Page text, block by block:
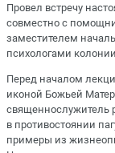
Провел встречу
совместно с
заместителем
психологами
Перед началом
иконой Божьей
священнослужитель
в противостоянии
примеры из